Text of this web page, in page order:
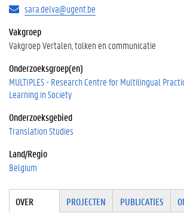
sara.delva@ugent.be
Vakgroep
Vakgroep Vertalen, tolken en communicatie
Onderzoeksgroep(en)
MULTIPLES - Research Centre for Multilingual
Learning in Society
Onderzoeksgebied
Translation Studies
Land/Regio
Belgium
Tabgroup
OVER PROJECTEN PUBLICATIES